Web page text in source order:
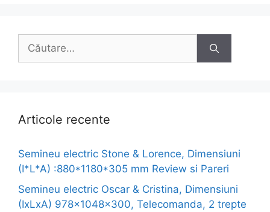
Caută
Articole recente
Semineu electric Stone & Lorence, Dimensiuni
(I*L*A) :880*1180*305 mm Review si Pareri
Semineu electric Oscar & Cristina, Dimensiuni
(IxLxA) 978x1048x300, Telecomanda, 2 trepte